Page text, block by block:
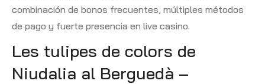
combinación de bonos frecuentes, múltiples métodos
de pago y fuerte presencia en live casino.
Les tulipes de colors de
Niudalia al Berguedà –